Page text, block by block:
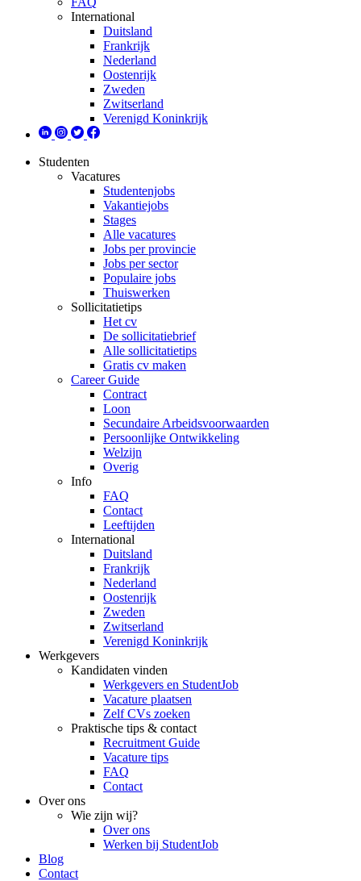
International
Duitsland
Frankrijk
Nederland
Oostenrijk
Zweden
Zwitserland
Verenigd Koninkrijk
Studenten
Vacatures
Studentenjobs
Vakantiejobs
Stages
Alle vacatures
Jobs per provincie
Jobs per sector
Populaire jobs
Thuiswerken
Sollicitatietips
Het cv
De sollicitatiebrief
Alle sollicitatietips
Gratis cv maken
Career Guide
Contract
Loon
Secundaire Arbeidsvoorwaarden
Persoonlijke Ontwikkeling
Welzijn
Overig
Info
FAQ
Contact
Leeftijden
International
Duitsland
Frankrijk
Nederland
Oostenrijk
Zweden
Zwitserland
Verenigd Koninkrijk
Werkgevers
Kandidaten vinden
Werkgevers en StudentJob
Vacature plaatsen
Zelf CVs zoeken
Praktische tips & contact
Recruitment Guide
Vacature tips
FAQ
Contact
Over ons
Wie zijn wij?
Over ons
Werken bij StudentJob
Blog
Contact